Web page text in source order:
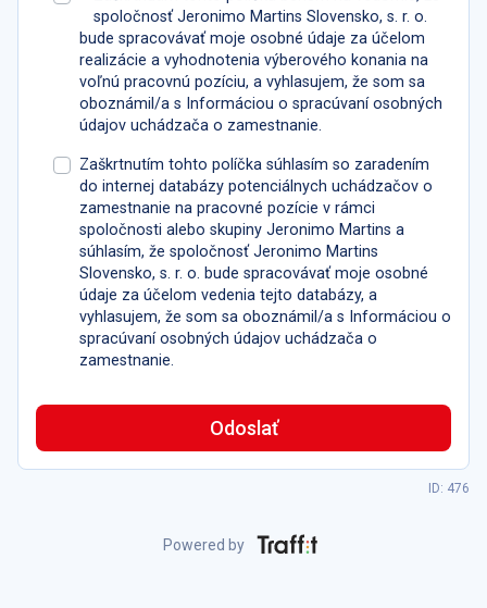
spoločnosť Jeronimo Martins Slovensko, s. r. o.
bude spracovávať moje osobné údaje za účelom
realizácie a vyhodnotenia výberového konania na
voľnú pracovnú pozíciu, a vyhlasujem, že som sa
oboznámil/a s Informáciou o spracúvaní osobných
údajov uchádzača o zamestnanie.
Zaškrtnutím tohto políčka súhlasím so zaradením
do internej databázy potenciálnych uchádzačov o
zamestnanie na pracovné pozície v rámci
spoločnosti alebo skupiny Jeronimo Martins a
súhlasím, že spoločnosť Jeronimo Martins
Slovensko, s. r. o. bude spracovávať moje osobné
údaje za účelom vedenia tejto databázy, a
vyhlasujem, že som sa oboznámil/a s Informáciou o
spracúvaní osobných údajov uchádzača o
zamestnanie.
Odoslať
ID: 476
Powered by